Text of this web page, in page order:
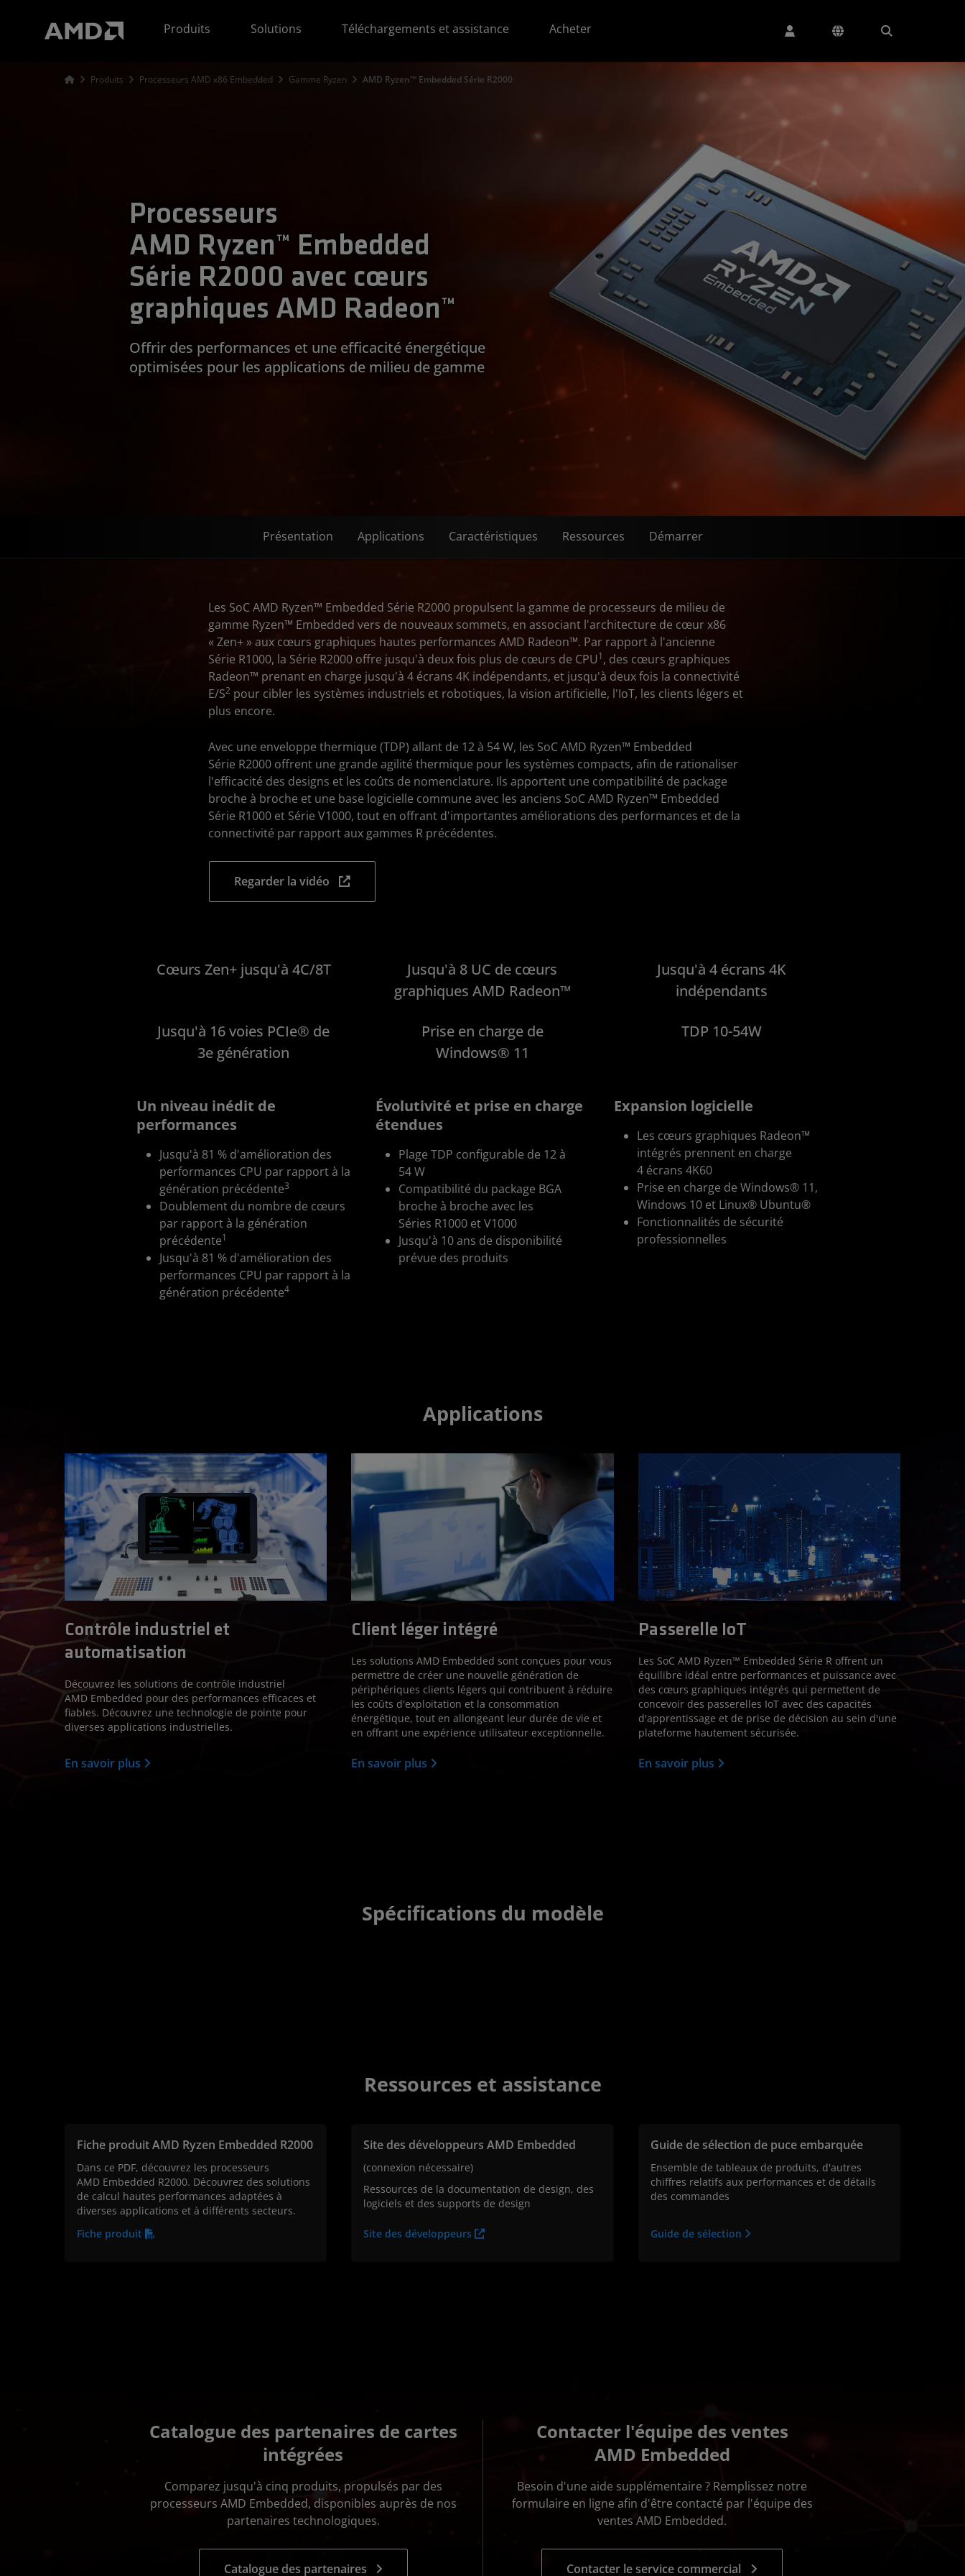
Produits
Solutions Téléchargements et assistance Acheter
Produits Processeurs AMD x86 Embedded Gamme Ryzen AMD Ryzen™ Embedded Série R2000
Processeurs
AMD Ryzen™ Embedded
Série R2000 avec cœurs
graphiques AMD Radeon™
Offrir des performances et une efficacité énergétique
optimisées pour les applications de milieu de gamme
Présentation Applications Caractéristiques Ressources Démarrer
Les SoC AMD Ryzen™ Embedded Série R2000 propulsent la gamme de processeurs de milieu de
gamme Ryzen™ Embedded vers de nouveaux sommets, en associant l'architecture de cœur x86
« Zen+ » aux cœurs graphiques hautes performances AMD Radeon™. Par rapport à l'ancienne
Série R1000, la Série R2000 offre jusqu'à deux fois plus de cœurs de CPU1, des cœurs graphiques
Radeon™ prenant en charge jusqu'à 4 écrans 4K indépendants, et jusqu'à deux fois la connectivité
E/S2 pour cibler les systèmes industriels et robotiques, la vision artificielle, l'IoT, les clients légers et
plus encore.
Avec une enveloppe thermique (TDP) allant de 12 à 54 W, les SoC AMD Ryzen™ Embedded
Série R2000 offrent une grande agilité thermique pour les systèmes compacts, afin de rationaliser
l'efficacité des designs et les coûts de nomenclature. Ils apportent une compatibilité de package
broche à broche et une base logicielle commune avec les anciens SoC AMD Ryzen™ Embedded
Série R1000 et Série V1000, tout en offrant d'importantes améliorations des performances et de la
connectivité par rapport aux gammes R précédentes.
Regarder la vidéo
Cœurs Zen+ jusqu'à 4C/8T
Jusqu'à 8 UC de cœurs
graphiques AMD Radeon™
Jusqu'à 4 écrans 4K
indépendants
Jusqu'à 16 voies PCIe® de
3e génération
Prise en charge de
Windows® 11
TDP 10-54W
Un niveau inédit de
performances
Jusqu'à 81 % d'amélioration des
performances CPU par rapport à la
génération précédente3
Doublement du nombre de cœurs
par rapport à la génération
précédente1
Jusqu'à 81 % d'amélioration des
performances CPU par rapport à la
génération précédente4
Évolutivité et prise en charge
étendues
Plage TDP configurable de 12 à
54 W
Compatibilité du package BGA
broche à broche avec les
Séries R1000 et V1000
Jusqu'à 10 ans de disponibilité
prévue des produits
Expansion logicielle
Les cœurs graphiques Radeon™
intégrés prennent en charge
4 écrans 4K60
Prise en charge de Windows® 11,
Windows 10 et Linux® Ubuntu®
Fonctionnalités de sécurité
professionnelles
Applications
Contrôle industriel et
automatisation
Découvrez les solutions de contrôle industriel
AMD Embedded pour des performances efficaces et
fiables. Découvrez une technologie de pointe pour
diverses applications industrielles.
En savoir plus
Client léger intégré
Les solutions AMD Embedded sont conçues pour vous
permettre de créer une nouvelle génération de
périphériques clients légers qui contribuent à réduire
les coûts d'exploitation et la consommation
énergétique, tout en allongeant leur durée de vie et
en offrant une expérience utilisateur exceptionnelle.
En savoir plus
Passerelle IoT
Les SoC AMD Ryzen™ Embedded Série R offrent un
équilibre idéal entre performances et puissance avec
des cœurs graphiques intégrés qui permettent de
concevoir des passerelles IoT avec des capacités
d'apprentissage et de prise de décision au sein d'une
plateforme hautement sécurisée.
En savoir plus
Spécifications du modèle
Ressources et assistance
Fiche produit AMD Ryzen Embedded R2000
Dans ce PDF, découvrez les processeurs
AMD Embedded R2000. Découvrez des solutions
de calcul hautes performances adaptées à
diverses applications et à différents secteurs.
Fiche produit
Site des développeurs AMD Embedded
(connexion nécessaire)
Ressources de la documentation de design, des
logiciels et des supports de design
Site des développeurs
Guide de sélection de puce embarquée
Ensemble de tableaux de produits, d'autres
chiffres relatifs aux performances et de détails
des commandes
Guide de sélection
Catalogue des partenaires de cartes
intégrées
Comparez jusqu'à cinq produits, propulsés par des
processeurs AMD Embedded, disponibles auprès de nos
partenaires technologiques.
Catalogue des partenaires
Contacter l'équipe des ventes
AMD Embedded
Besoin d'une aide supplémentaire ? Remplissez notre
formulaire en ligne afin d'être contacté par l'équipe des
ventes AMD Embedded.
Contacter le service commercial